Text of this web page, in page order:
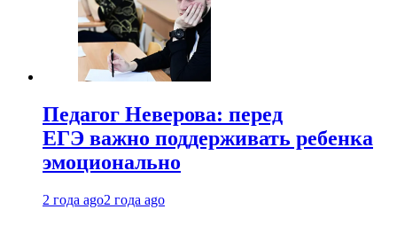
Педагог Неверова: перед
ЕГЭ важно поддерживать ребенка
эмоционально
2 года ago2 года ago